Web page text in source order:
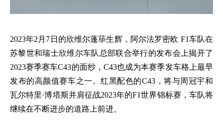
2023年2月7日的欣维尔蓬荜生辉，阿尔法罗密欧 F1车队在
苏黎世和瑞士欣维尔车队总部联合举行的发布会上揭开了
2023赛季赛车C43的面纱，C43也成为本赛季发车格上最早
发布的高颜值赛车之一。红黑配色的C43，将与周冠宇和
瓦尔特里·博塔斯并肩征战2023年的F1世界锦标赛，车队将
继续在不断进步的道路上前进。